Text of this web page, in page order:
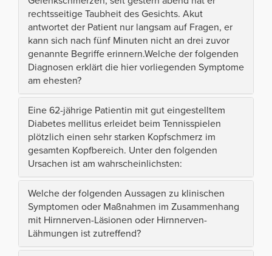
rechtsseitige Taubheit des Gesichts. Akut
antwortet der Patient nur langsam auf Fragen, er
kann sich nach fünf Minuten nicht an drei zuvor
genannte Begriffe erinnern.Welche der folgenden
Diagnosen erklärt die hier vorliegenden Symptome
am ehesten?
Eine 62-jährige Patientin mit gut eingestelltem
Diabetes mellitus erleidet beim Tennisspielen
plötzlich einen sehr starken Kopfschmerz im
gesamten Kopfbereich. Unter den folgenden
Ursachen ist am wahrscheinlichsten:
Welche der folgenden Aussagen zu klinischen
Symptomen oder Maßnahmen im Zusammenhang
mit Hirnnerven-Läsionen oder Hirnnerven-
Lähmungen ist zutreffend?